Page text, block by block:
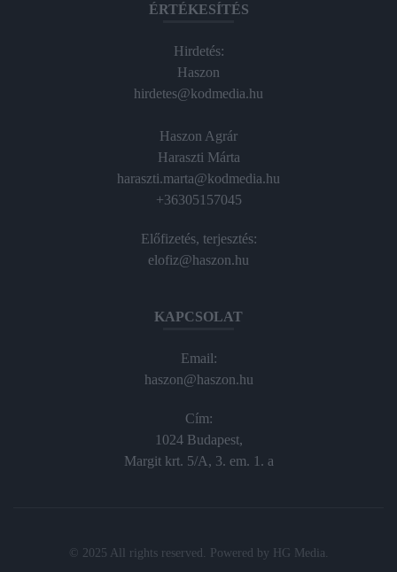
ÉRTÉKESÍTÉS
Hirdetés:
Haszon
hirdetes@kodmedia.hu
Haszon Agrár
Haraszti Márta
haraszti.marta@kodmedia.hu
+36305157045
Előfizetés, terjesztés:
elofiz@haszon.hu
KAPCSOLAT
Email:
haszon@haszon.hu
Cím:
1024 Budapest,
Margit krt. 5/A, 3. em. 1. a
© 2025 All rights reserved. Powered by HG Media